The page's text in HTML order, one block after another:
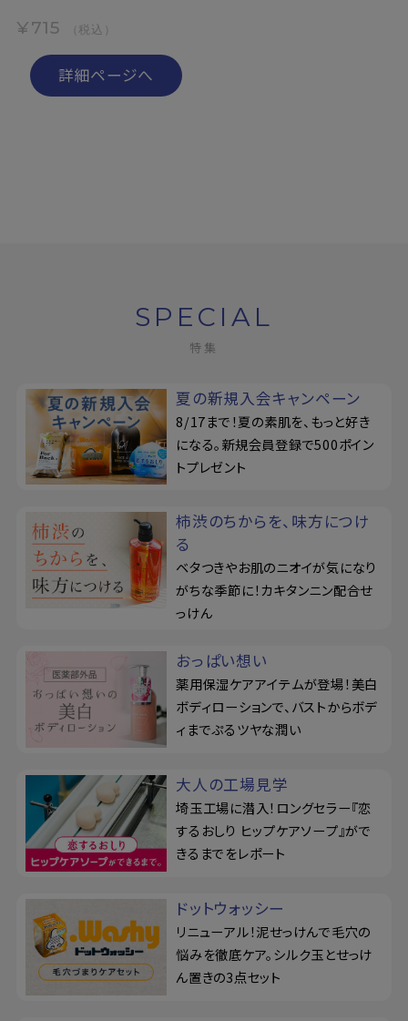
¥715 （税込）
詳細ページへ
SPECIAL
特集
夏の新規入会キャンペーン
8/17まで！夏の素肌を、もっと好き
になる。新規会員登録で500ポイン
トプレゼント
柿渋のちからを、味方につけ
る
ベタつきやお肌のニオイが気になり
がちな季節に！カキタンニン配合せ
っけん
おっぱい想い
薬用保湿ケアアイテムが登場！美白
ボディローションで、バストからボデ
ィまでぷるツヤな潤い
大人の工場見学
埼玉工場に潜入！ロングセラー『恋
するおしり ヒップケアソープ』がで
きるまでをレポート
ドットウォッシー
リニューアル！泥せっけんで毛穴の
悩みを徹底ケア。シルク玉とせっけ
ん置きの3点セット